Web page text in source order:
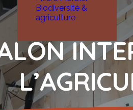
Biodiversité &
agriculture